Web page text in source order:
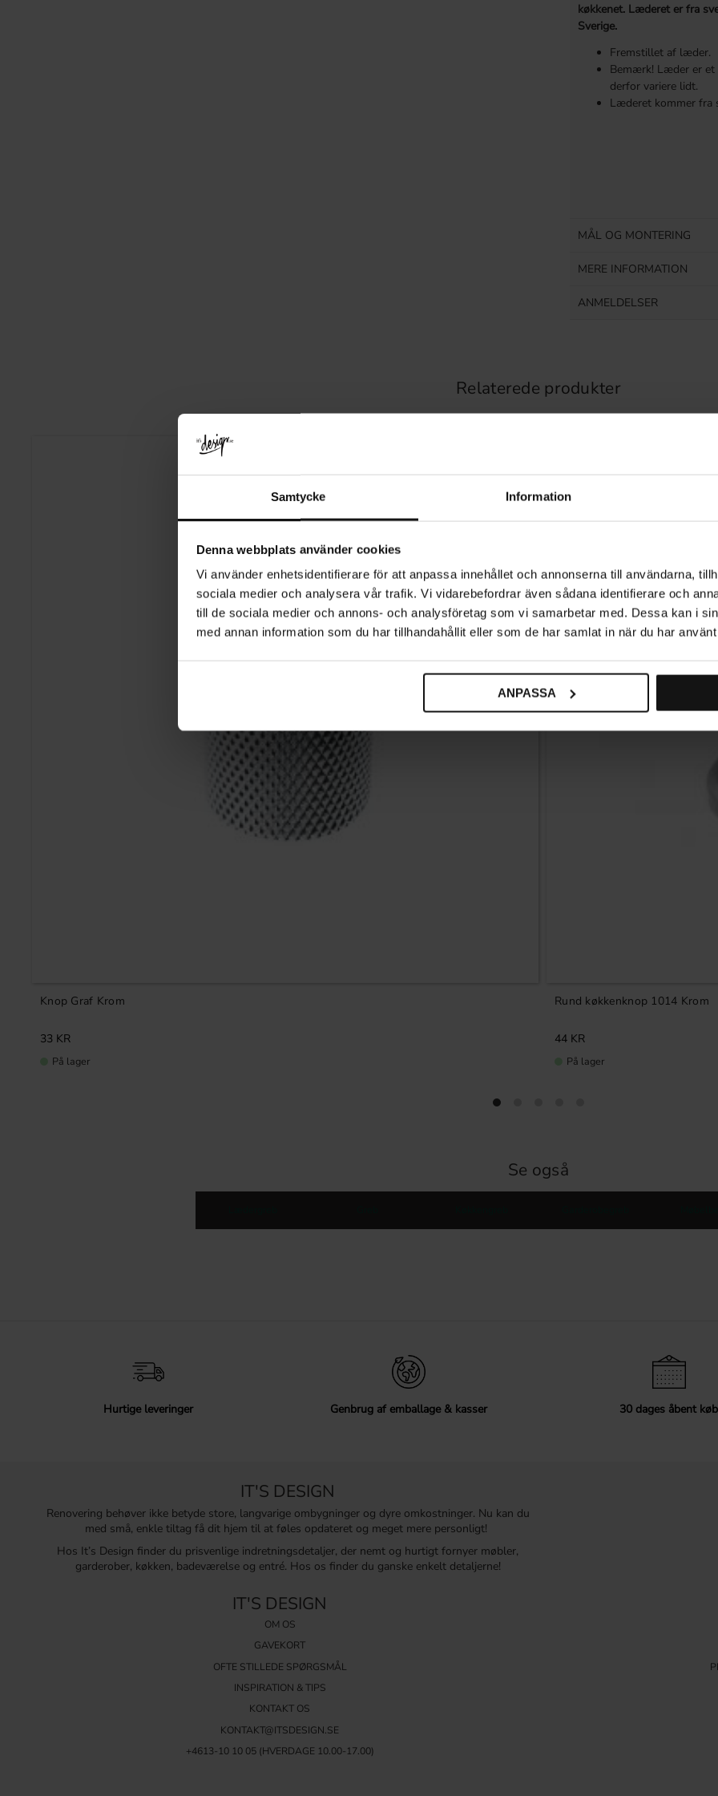
Samtycke Information
Denna webbplats använder cookies
Vi använder enhetsidentifierare för att anpassa innehållet och annonserna till användarna,
sociala medier och analysera vår trafik. Vi vidarebefordrar även sådana identifierare och
till de sociala medier och annons- och analysföretag som vi samarbetar med. Dessa kan i
med annan information som du har tillhandahållit eller som de har samlat in när du har
ANPASSA
køkkenet. Læderet er fra
Sverige.
Fremstillet af læder.
Bemærk! Læder er et
derfor variere lidt.
Læderet kommer fra
MÅL OG MONTERING
MERE INFORMATION
ANMELDELSER
Relaterede produkter
Knop Graf Krom
33 KR
På lager
Rund køkkenknop 1014 Krom
44KR
På lager
Se også
Hurtige leveringer Genbrug af emballage & kasser 30 dages åbent køb
IT'S DESIGN
Renovering behøver ikke betyde store, langvarige ombygninger og dyre omkostninger. Nu kan du
med små, enkle tiltag få dit hjem til at føles opdateret og meget mere personligt!
Hos It’s Design finder du prisvenlige indretningsdetaljer, der nemt og hurtigt fornyer møbler,
garderober, køkken, badeværelse og entré. Hos os finder du ganske enkelt detaljerne!
IT'S DESIGN
OM OS
GAVEKORT
OFTE STILLEDE SPØRGSMÅL
INSPIRATION & TIPS
KONTAKT OS
KONTAKT@ITSDESIGN.SE
+4613-10 10 05 (HVERDAGE 10.00-17.00)